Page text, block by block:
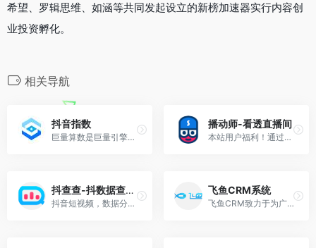
希望、罗辑思维、如涵等共同发起设立的新榜加速器实行内容创
业投资孵化。
相关导航
抖音指数
巨量算数是巨量引擎旗下内容消费趋势洞察品牌。以今日头条、抖音、西瓜视频等内容消费场景为依托，巨量算数官网输出内容趋势、产业研究、广告策略等前沿的洞察与观点，同时，开放算数指数、算数榜单等营销分析工具，满足企业、营销从业者、创作者等数据洞察需求。
播动师-看透直播间
本站用户福利！通过本站链接进入播动师注册，可享受免费试用企业版三天！（您自己直接进入播动师官网注册，只能免费试用一天！而且只是个人版。）
抖查查-抖数据查询平台
抖音短视频，数据分析平台。
飞鱼CRM系统
飞鱼CRM致力于为广告主搭建高效的客户管理系统，通过连接广告投放与线索数据，深度挖掘线索背后的价值，降低您的线索处理成本。